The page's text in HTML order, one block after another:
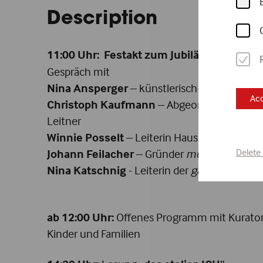
Description
11:00 Uhr: Festakt zum Jubiläum und
Gespräch mit
Nina Ansperger– künstlerisch-
Christoph Kaufmann – Abgeordneter zum
Leitner
Winnie Posselt– Leiterin Haus der Künstler
Johann Feilacher– Gründermuseum
Nina Katschnig - Leiterin dergalerie gugging
ab 12:00 Uhr: Offenes Programm mit
Kinder und Familien